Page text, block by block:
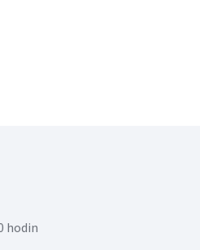
hodin